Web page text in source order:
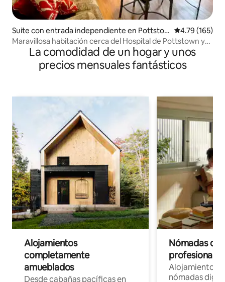
Suite con entrada independiente en Pottstow
n
Calificación
4.79 (165)
Maravillosa habitación cerca del Hospital de Pottstown y
LimerickLa comodidad de un hogar y unos
precios mensuales fantásticos
Alojamientos
completamente
amueblados
Desde cabañas pacíficas en
Nómadas
Alojamientos
nómadas